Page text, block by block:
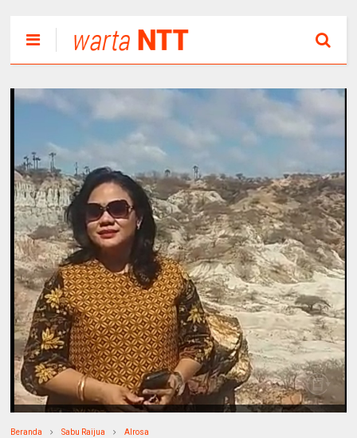
Beranda Sabu Raijua Alrosa